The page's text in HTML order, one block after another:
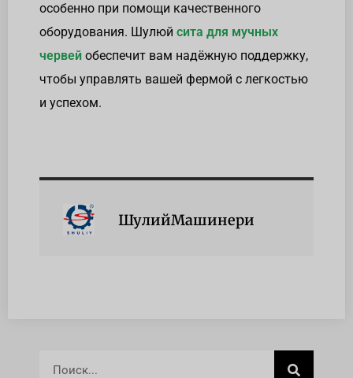
особенно при помощи качественного
оборудования. Шулюй сита для мучных
червей обеспечит вам надёжную поддержку,
чтобы управлять вашей фермой с легкостью
и успехом.
ШулийМашинери